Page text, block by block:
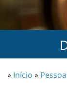
» Início »